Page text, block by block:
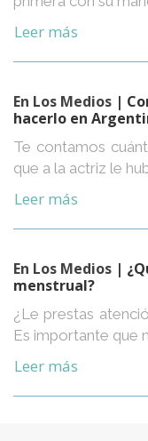
Leer más
En Los Medios |
hacerlo en
Te contamos
que a la actriz le
Leer más
En Los Medios |
menstrual?
¿Le prestas
Es importante que
Leer más